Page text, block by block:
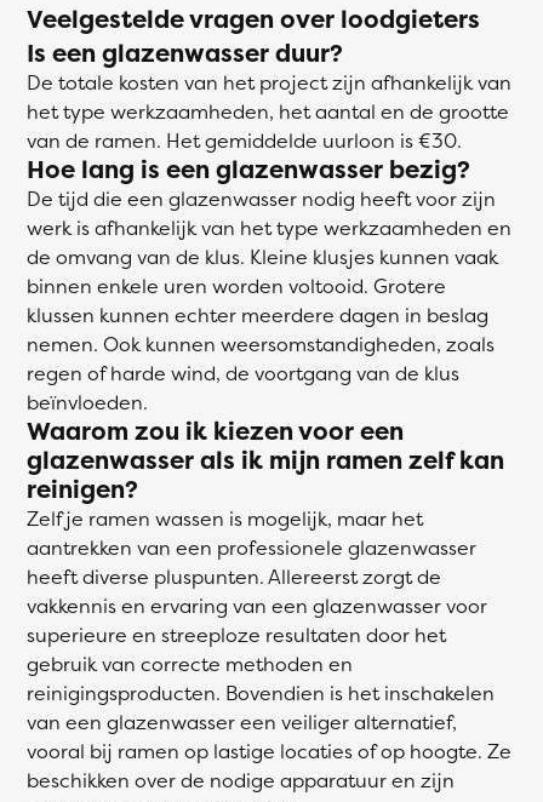
Veelgestelde vragen over loodgieters
Is een glazenwasser duur?
De totale kosten van het project zijn afhankelijk van
het type werkzaamheden, het aantal en de grootte
van de ramen. Het gemiddelde uurloon is €30.
Hoe lang is een glazenwasser bezig?
De tijd die een glazenwasser nodig heeft voor zijn
werk is afhankelijk van het type werkzaamheden en
de omvang van de klus. Kleine klusjes kunnen vaak
binnen enkele uren worden voltooid. Grotere
klussen kunnen echter meerdere dagen in beslag
nemen. Ook kunnen weersomstandigheden, zoals
regen of harde wind, de voortgang van de klus
beïnvloeden.
Waarom zou ik kiezen voor een
glazenwasser als ik mijn ramen zelf kan
reinigen?
Zelf je ramen wassen is mogelijk, maar het
aantrekken van een professionele glazenwasser
heeft diverse pluspunten. Allereerst zorgt de
vakkennis en ervaring van een glazenwasser voor
superieure en streeploze resultaten door het
gebruik van correcte methoden en
reinigingsproducten. Bovendien is het inschakelen
van een glazenwasser een veiliger alternatief,
vooral bij ramen op lastige locaties of op hoogte. Ze
beschikken over de nodige apparatuur en zijn